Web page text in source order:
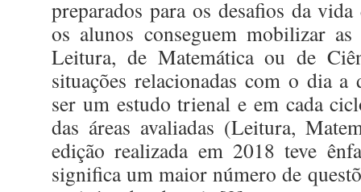
preparados para os desafios da
os alunos conseguem mobilizar as
Leitura, de Matemática ou de
situações relacionadas com o dia a
ser um estudo trienal e em cada
das áreas avaliadas (Leitura,
edição realizada em 2018 teve
significa um maior número de